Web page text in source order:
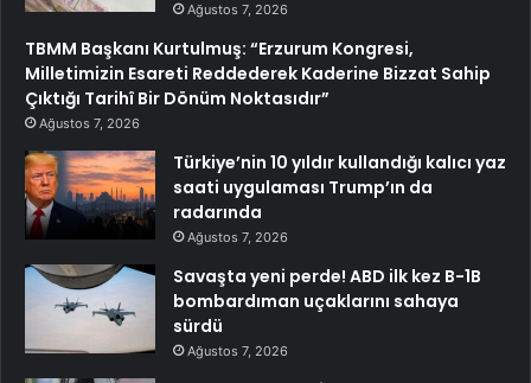
Ağustos 7, 2026
TBMM Başkanı Kurtulmuş: “Erzurum Kongresi,
Milletimizin Esareti Reddederek Kaderine Bizzat Sahip
Çıktığı Tarihî Bir Dönüm Noktasıdır”
Ağustos 7, 2026
Türkiye’nin 10 yıldır kullandığı kalıcı yaz
saati uygulaması Trump’ın da
radarında
Ağustos 7, 2026
Savaşta yeni perde! ABD ilk kez B-1B
bombardıman uçaklarını sahaya
sürdü
Ağustos 7, 2026